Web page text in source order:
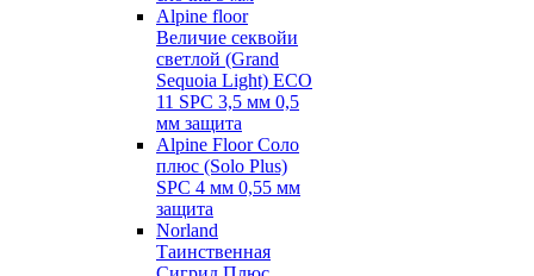
Alpine floor
Величие секвойи
светлой (Grand
Sequoia Light) ECO
11 SPC 3,5 мм 0,5
мм защита
Alpine Floor Соло
плюс (Solo Plus)
SPC 4 мм 0,55 мм
защита
Norland
Таинственная